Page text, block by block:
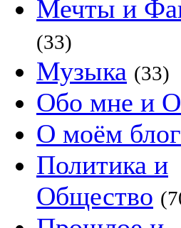
Мечты и
(33)
Музыка (33)
Обо мне и
О моём
Политика и
Общество